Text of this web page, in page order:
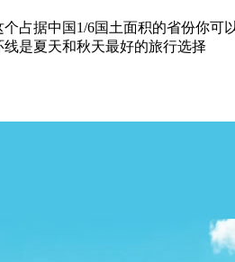
占据中国1/6国土面积的省份你
是夏天和秋天最好的旅行选择